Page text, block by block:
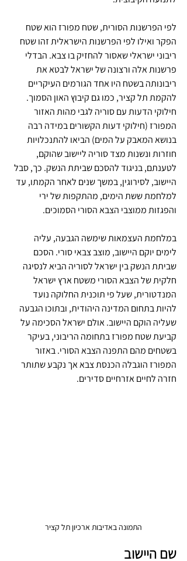
לפי הפרשנות הסורית, שטח מפורז הוא שטח
הפקר ואילו לפי הפרשנות הישראלית זהו שטח
ריבוני ישראלי שאסור להחזיק בו צבא. הבדלי
פרשנות אלה ורצונה של ישראל לבטא את
ריבונותה בשטח היו אחד הגורמים העיקריים
להקמת תל קציר, כמו גם קיבוץ האון הסמוך.
חילוקי הדעות עם סוריה לגבי מהות האזור
המפורז (חילוקי דעות הקשורים במידה רבה
בנושא המאבק על המים) הביאו להתנכלויות
חוזרות ונשנות מצד סוריה ליישוב שהוקם,
לטענתם, בניגוד להסכם שביתת הנשק. כך, סבל
היישוב, לסירוגין, במשך שנים לאחר הקמתו, עד
למלחמת ששת הימים, מהתקפות של ירי
והפגזות ממוצבי הצבא הסורי הסמוכים.
במלחמת העצמאות שימשה הגבעה, עליה
לימים יוקם היישוב, מוצב צבאי סורי. הסכם
שביתת הנשק בין ישראל לסוריה הביא לנסיגה
חלקית של הצבא הסורי משטח ארץ ישראל
המנדטורית, שעל פי תוכנית החלוקה נועד
להיות בתחום המדינה היהודית, ובתוכו הגבעה
שעליה הוקם היישוב. אולם ישראל הסכימה על
קביעת שטח מפורז בתחומה הריבוני, בעיקר
בשטחים מהם התפנה הצבא הסורי. באזור
המפורז הוגבלה הכנסת צבא אך נקבע שתותר
חזרה לחיים אזרחיים סדירים.
התמונה באדיבות ארכיון תל קציר
שם היישוב